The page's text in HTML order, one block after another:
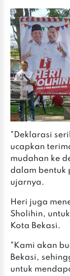
"Deklarasi
ucapkan
mudahan ke
dalam bentuk
ujarnya.
Heri juga
Sholihin,
Kota Bekasi.
"Kami akan
Bekasi,
untuk